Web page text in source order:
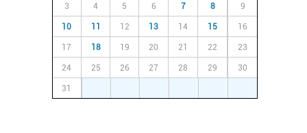
3 4 5 6 7 8 9
10 11 12 13 14 15 16
17 18 19 20 21 22 23
24 25 26 27 28 29 30
31